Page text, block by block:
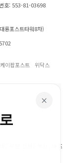
호: 553-81-03698
륭포스트타워8차)
케이팝포스트 위닥스
, 무단 전재, 복사, 배포
×